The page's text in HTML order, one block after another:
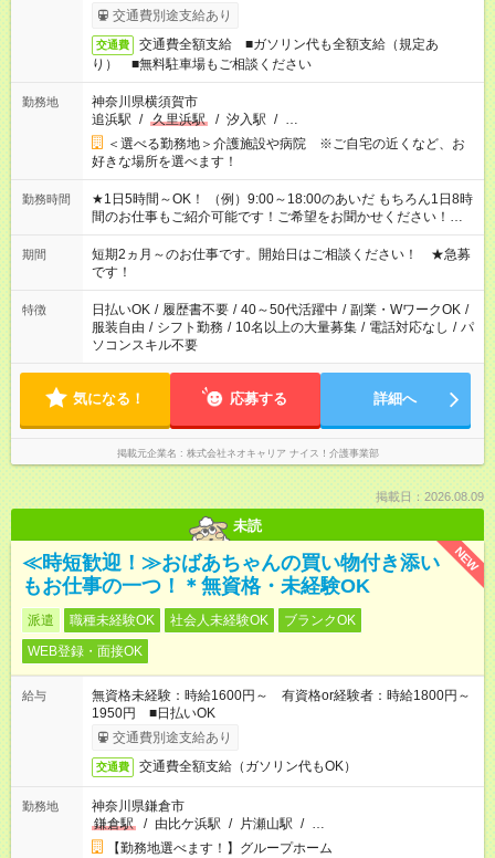
交通費別途支給あり
交通費
交通費全額支給 ■ガソリン代も全額支給（規定あ
り） ■無料駐車場もご相談ください
勤務地
神奈川県横須賀市
追浜駅 / 久里浜駅 / 汐入駅 / …
＜選べる勤務地＞介護施設や病院 ※ご自宅の近くなど、お
好きな場所を選べます！
勤務時間
★1日5時間～OK！ （例）9:00～18:00のあいだ もちろん1日8時
間のお仕事もご紹介可能です！ご希望をお聞かせください！★家
庭の都合でお休みが必要な場合も遠慮なくご相談ください。 ※
週最低15時間以上の勤務が必要です
期間
短期2ヵ月～のお仕事です。開始日はご相談ください！ ★急募
です！
特徴 日払いOK / 履歴書不要 / 40～50代活躍中 / 副業・WワークOK /
服装自由 / シフト勤務 / 10名以上の大量募集 / 電話対応なし / パ
ソコンスキル不要
気になる！ 応募する 詳細へ
掲載元企業名 株式会社ネオキャリア ナイス！介護事業部
掲載日：2026.08.09
未読
NEW
≪時短歓迎！≫おばあちゃんの買い物付き添い
もお仕事の一つ！＊無資格・未経験OK
派遣 職種未経験OK 社会人未経験OK
ブランクOK
WEB登録・面接OK
給与
無資格未経験：時給1600円～ 有資格or経験者：時給1800円～
1950円 ■日払いOK
交通費別途支給あり
交通費 交通費全額支給（ガソリン代もOK）
勤務地
神奈川県鎌倉市
鎌倉駅
/ 由比ケ浜駅 / 片瀬山駅 / …
【勤務地選べます！】グループホーム